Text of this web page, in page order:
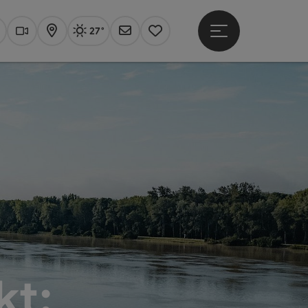
Webcams
KarteAktuelles Wetter Linz, sonnig
27°
Newsletter
Merkzettel
Hauptmenü öffnen